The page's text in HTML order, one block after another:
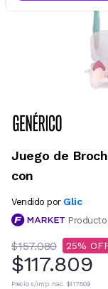
Juego de
con
Vendido por Glic
$157.080 25
$117.809
Precio s/imp. nac. $117.809